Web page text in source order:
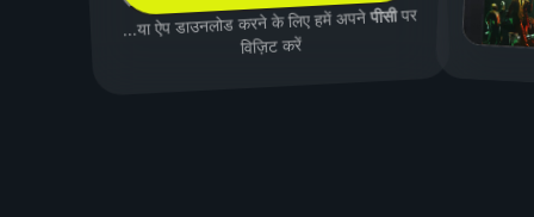
...या ऐप डाउनलोड करने के लिए हमें अपनेपीसीपर
विज़िट करें